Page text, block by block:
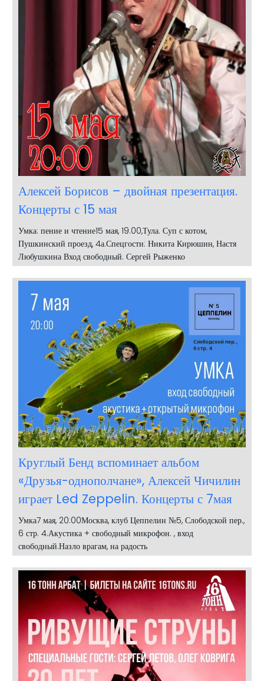
Алексей Борисов – двойная презентация.
Концерты с 15 мая
Умка: пение и чтение15 мая, 19.00,Тула. Суп с котом,
Пушкинский проезд, 4а.Спецгости: Никита Кирюшин, Настя
Любушкина Вход свободный. Сергей Рыженко
Круглый Бенд вспоминает альбом
«Друзья-однополчане», Алексей Чичилин
играет Led Zeppelin. Концерты с 7мая
Умка7 мая, 20:00Москва, клуб Цеппелин №5, Слободской пер.,
6 стр. 4.Акустика + свободный микрофон. , вход
свободный.Назло врагам, на радость